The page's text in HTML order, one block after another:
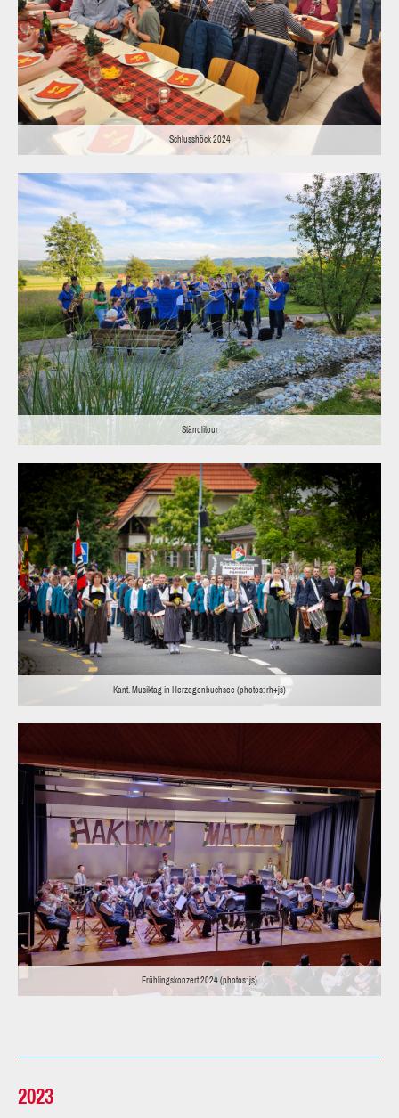
Schlusshöck 2024
Ständlitour
Kant. Musiktag in Herzogenbuchsee (photos: rh+js)
Frühlingskonzert 2024 (photos: js)
2023